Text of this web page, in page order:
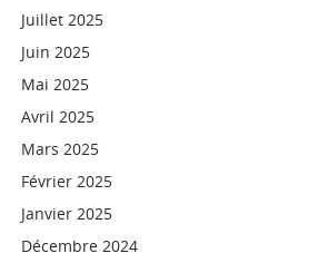
Juillet 2025
Juin 2025
Mai 2025
Avril 2025
Mars 2025
Février 2025
Janvier 2025
Décembre 2024